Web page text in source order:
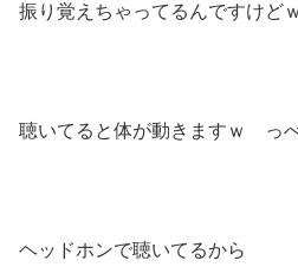
振り覚えちゃってるんですけどｗ
聴いてると体が動きますｗ っ
ヘッドホンで聴いてるから